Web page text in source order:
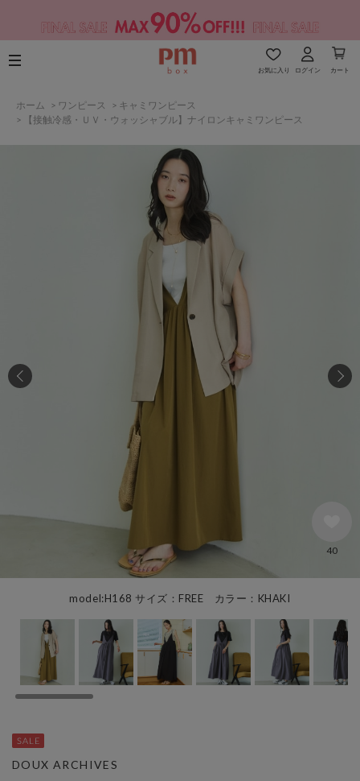
お気に入り ログイン カート
ホーム > ワンピース > キャミワンピース
>
【接触冷感・ＵＶ・ウォッシャブル】ナイロンキャミワンピース
model:H168 サイズ：FREE カラー：KHAKI
40
DOUX ARCHIVES